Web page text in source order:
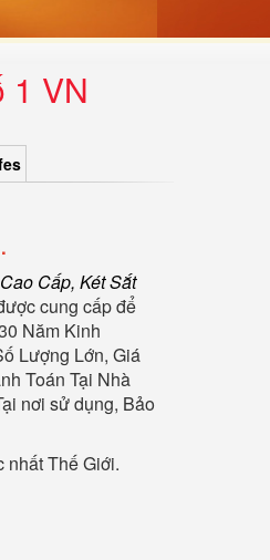
1 VN
Cấp, Két Sắt
cung cấp để
Năm Kinh
Lượng Lớn, Giá
Toán Tại Nhà
nơi sử dụng, Bảo
nhất Thế Giới.